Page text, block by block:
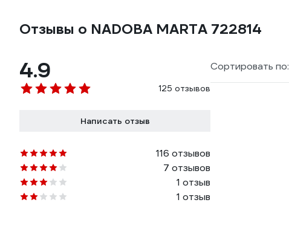
Отзывы о NADOBA MARTA 722814
4.9
125 отзывов
Написать отзыв
116 отзывов
7 отзывов
1 отзыв
1 отзыв
Сортировать по: